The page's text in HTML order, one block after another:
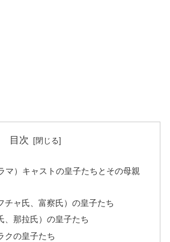
目次
マ）キャストの皇子たちとその母親
チャ氏、富察氏）の皇子たち
、那拉氏）の皇子たち
クの皇子たち